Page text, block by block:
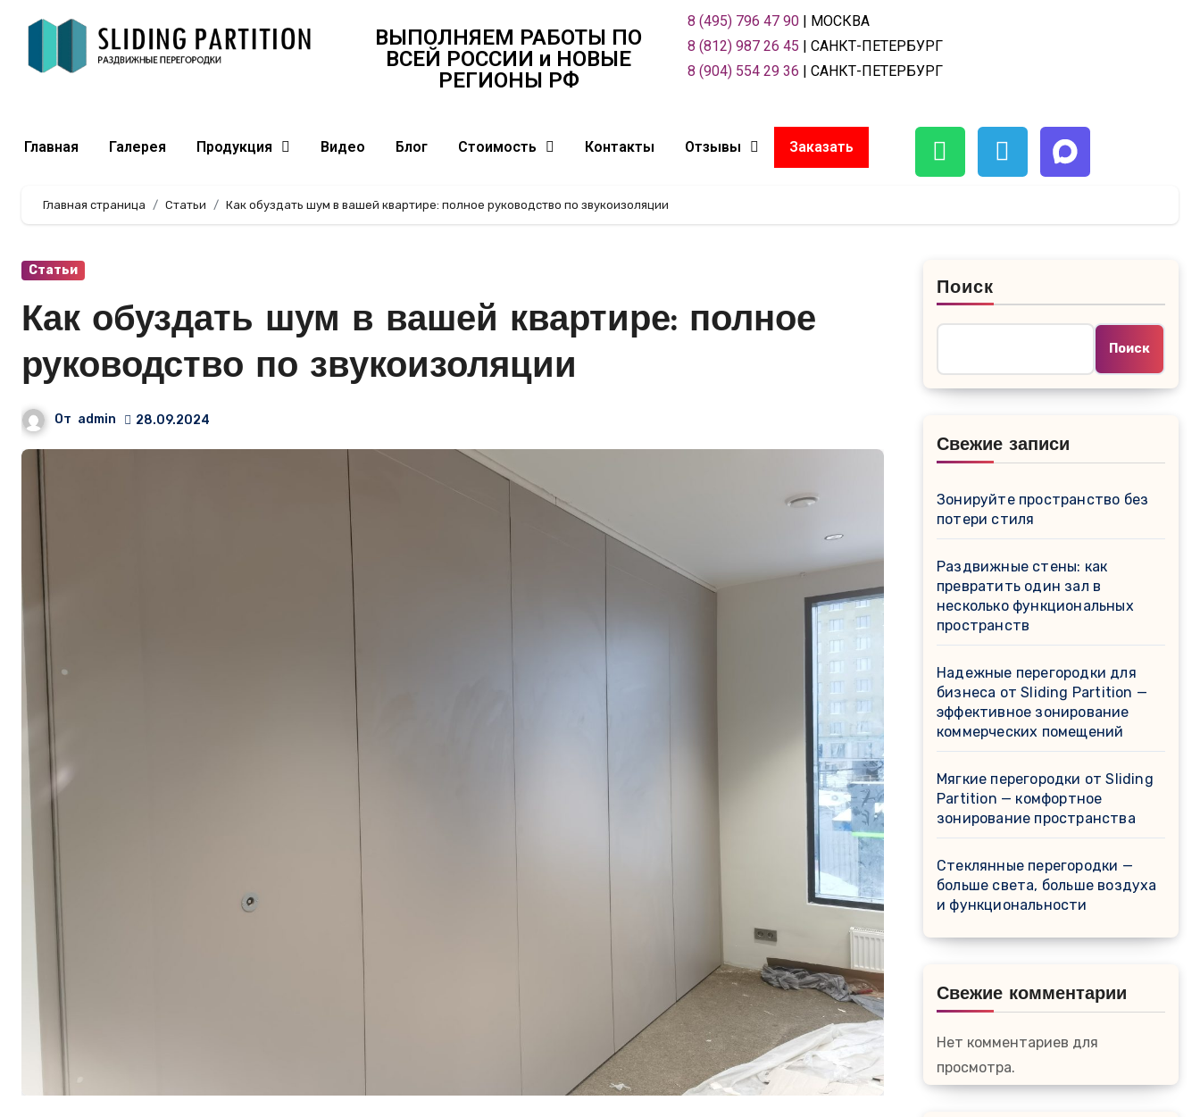
ВЫПОЛНЯЕМ РАБОТЫ ПО
ВСЕЙ РОСCИИ и НОВЫЕ
РЕГИОНЫ РФ
8 (495) 796 47 90| МОСКВА
8 (812) 987 26 45 | САНКТ-ПЕТЕРБУРГ
8 (904) 554 29 36 | САНКТ-ПЕТЕРБУРГ
Главная Галерея Продукция Видео Блог Стоимость Контакты Отзывы Заказать
Главная страница Статьи Как обуздать шум в вашей квартире: полное руководство по звукоизоляции
Статьи
Как обуздать шум в вашей квартире: полное
руководство по звукоизоляции
От admin 28.09.2024
Поиск
Поиск
Свежие записи
Зонируйте пространство без
потери стиля
Раздвижные стены: как
превратить один зал в
несколько функциональных
пространств
Надежные перегородки для
бизнеса от Sliding Partition —
эффективное зонирование
коммерческих помещений
Мягкие перегородки от Sliding
Partition — комфортное
зонирование пространства
Стеклянные перегородки —
больше света, больше воздуха
и функциональности
Свежие комментарии
Нет комментариев для
просмотра.